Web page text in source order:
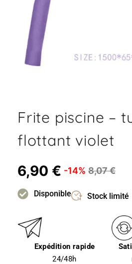
Frite piscine –
flottant violet
6,90 € -14% 8,07€
Disponible Stock limité
Expédition rapide
24/48h